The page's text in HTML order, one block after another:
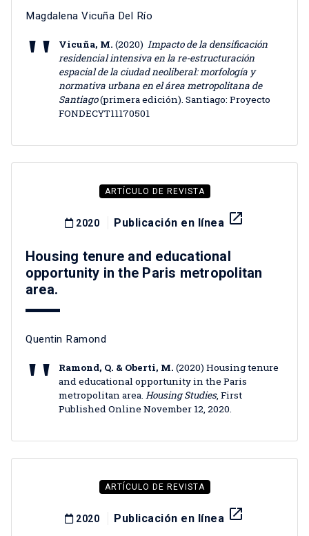
Magdalena Vicuña Del Río
Vicuña, M. (2020) Impacto de la densificación
residencial intensiva en la re-estructuración
espacial de la ciudad neoliberal: morfología y
normativa urbana en el área metropolitana de
Santiago(primera edición). Santiago: Proyecto
FONDECYT11170501
ARTÍCULO DE REVISTA
2020 Publicación en línea launch
Housing tenure and educational
opportunity in the Paris metropolitan
area.
Quentin Ramond
Ramond, Q. & Oberti, M. (2020) Housing tenure
and educational opportunity in the Paris
metropolitan area. Housing Studies, First
Published Online November 12, 2020.
ARTÍCULO DE REVISTA
2020 Publicación en línea launch